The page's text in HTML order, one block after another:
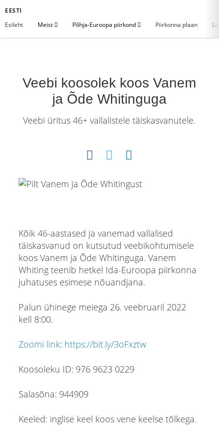
EESTI
Esileht
Meist Põhja-Euroopa piirkond Piirkonna plaan
Veebi koosolek koos Vanem
ja Õde Whitinguga
Veebi üritus 46+ vallalistele täiskasvanutele.
Kõik 46-aastased ja vanemad vallalised
täiskasvanud on kutsutud veebikohtumisele
koos Vanem ja Õde Whitinguga. Vanem
Whiting teenib hetkel Ida-Euroopa piirkonna
juhatuses esimese nõuandjana.
Palun ühinege meiega 26. veebruaril 2022
kell 8:00.
Zoomi link: https://bit.ly/3oFxztw
Koosoleku ID: 976 9623 0229
Salasõna: 944909
Keeled: inglise keel koos vene keelse tõlkega.